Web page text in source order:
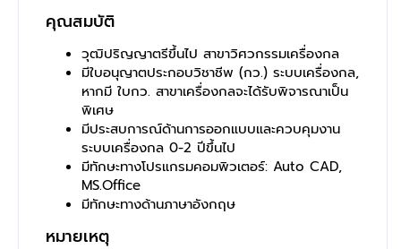
คุณสมบัติ
วุฒิปริญญาตรีขึ้นไป สาขาวิศวกรรมเครื่องกล
มีใบอนุญาตประกอบวิชาชีพ (กว.) ระบบเครื่องกล,
หากมี ใบกว. สาขาเครื่องกลจะได้รับพิจารณาเป็น
พิเศษ
มีประสบการณ์ด้านการออกแบบและควบคุมงาน
ระบบเครื่องกล 0-2 ปีขึ้นไป
มีทักษะทางโปรแกรมคอมพิวเตอร์: Auto CAD,
MS.Office
มีทักษะทางด้านภาษาอังกฤษ
หมายเหตุ